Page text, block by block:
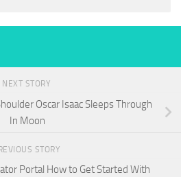
NEXT STORY
Oscar Isaac Sleeps Through
In Moon
STORY
Portal How to Get Started With